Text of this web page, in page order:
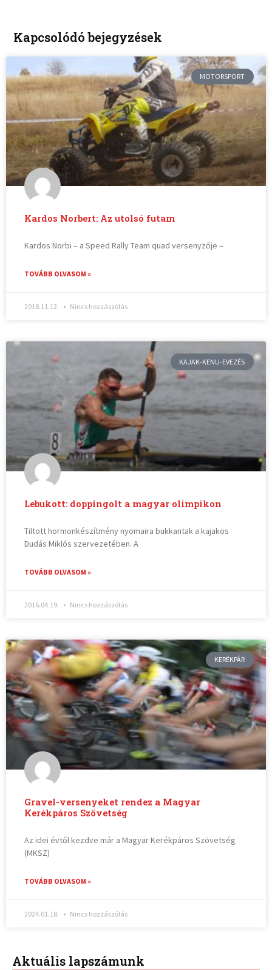
Kapcsolódó bejegyzések
MOTORSPORT
Kardos Norbert: Az utolsó futam
Kardos Norbi – a Speed Rally Team quad versenyzője –
TOVÁBB OLVASOM »
2018.11.12. Nincs hozzászólás
KAJAK-KENU-EVEZÉS
Lebukott: doppingolt a magyar olimpikon
Tiltott hormonkészítmény nyomaira bukkantak a kajakos
Dudás Miklós szervezetében. A
TOVÁBB OLVASOM »
2016.04.19. Nincs hozzászólás
KERÉKPÁR
Gravel-versenyeket rendez a Magyar
Kerékpáros Szövetség
Az idei évtől kezdve már a Magyar Kerékpáros Szövetség
(MKSZ)
TOVÁBB OLVASOM »
2024.01.18. Nincs hozzászólás
Aktuális lapszámunk